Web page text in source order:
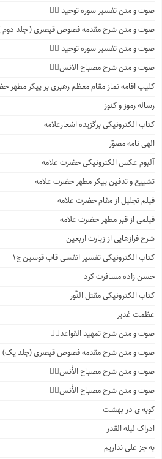
صوت و متن تفسیر سوره توحید ۲️⃣
صوت و متن شرح مقدمه فصوص قیصری ( جلد دوم
صوت و متن تفسیر سوره توحید ۱️⃣
صوت و متن شرح مصباح الانس۸⃣
کلیپ اقامه نماز مقام معظم رهبری بر پیکر مطهر
رساله رموز و کنوز
کتاب الکترونیکی برگزیده اشعارعلامه
الهی نامه مصوّر
آلبوم عکس الکترونیکی حضرت علامه
تشییع و تدفین پیکر مطهر حضرت علامه
فیلم تجلیل از مقام حضرت علامه
فیلمی از قبر مطهر حضرت علامه
شرح فرازهایی از زیارت اربعین
کتاب الکترونیکی تفسیر انفسی قاب قوسین ج۱
حسن زاده مسافرت کرد
کتاب الکترونیکی مقتل النّور
عظمت غدیر
صوت و متن شرح تمهید القواعد۱️⃣
صوت و متن شرح مقدمه فصوص قیصری (جلد یک)
صوت و متن شرح مصباح الأنس۷️⃣
صوت و متن شرح مصباح الأنس۶️⃣
کوبه ی در بهشت
ادراک لیله القدر
به جز علی نداریم